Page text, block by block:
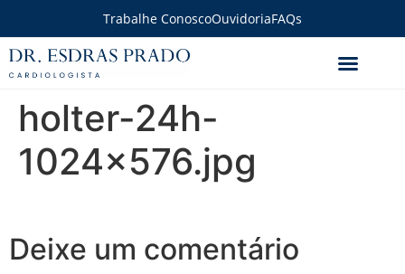
Trabalhe ConoscoOuvidoriaFAQs
holter-24h-
1024×576.jpg
Deixe um comentário